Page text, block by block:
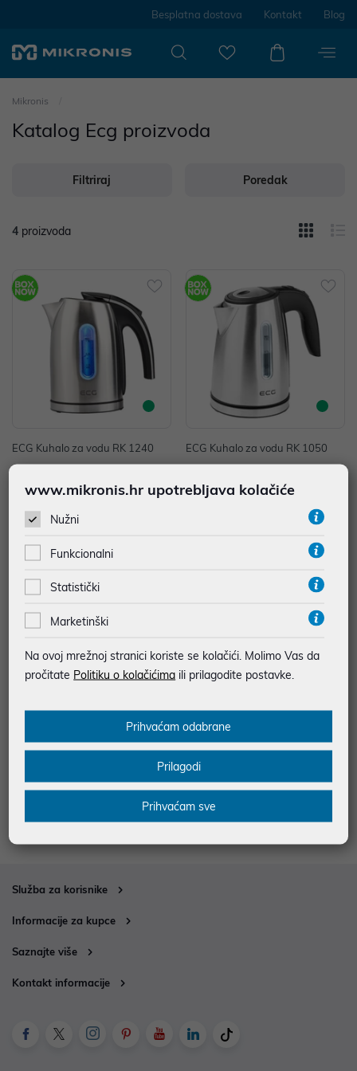
Besplatna dostava Kontakt Blog
Mikronis
Katalog Ecg proizvoda
Filtriraj Poredak
4 proizvoda
ECG Kuhalo za vodu RK 1240
Dodatnih -5% uz PROMO KOD
ECG Kuhalo za vodu RK 1050
Dodatnih -5% uz PROMO KOD
Dodatnih -5% uz PROMO KOD
0 Travel
20,51 €
Dodatnih -5% uz PROMO KOD
Služba za korisnike
Informacije za kupce
Saznajte više
Kontakt informacije
www.mikronis.hr upotrebljava kolačiće
Nužni
Funkcionalni
Statistički
Marketinški
Na ovoj mrežnoj stranici koriste se kolačići. Molimo Vas da
pročitate Politiku o kolačićima ili prilagodite postavke.
Prihvaćam odabrane
Prilagodi
Prihvaćam sve